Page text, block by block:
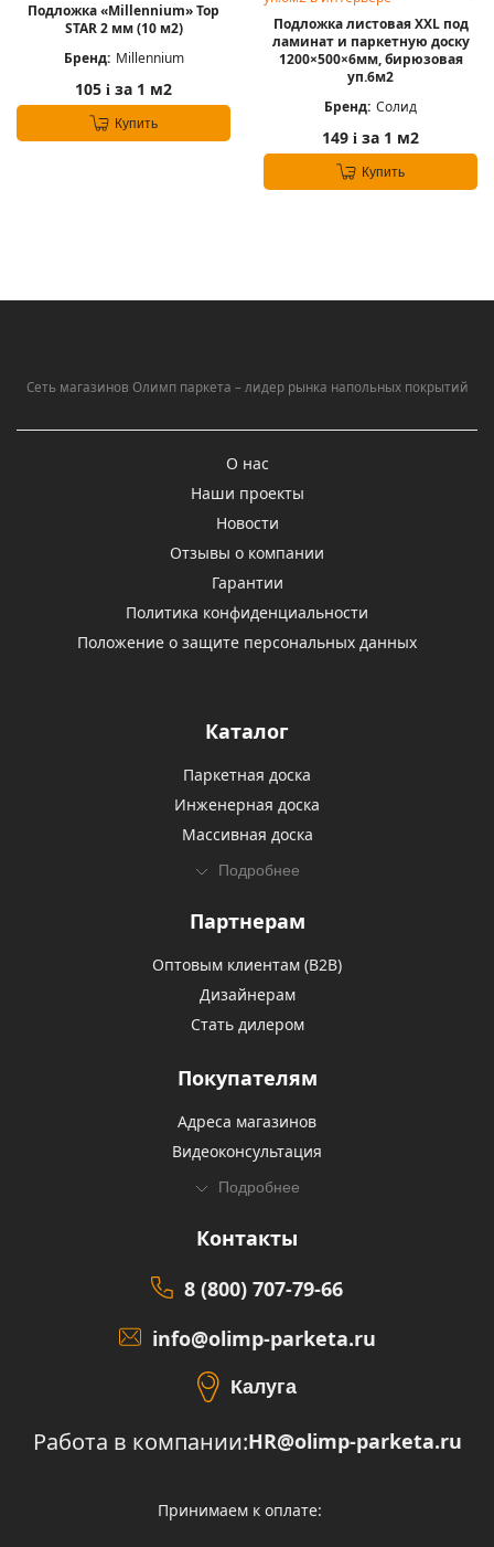
Подложка «Millennium» Top
STAR 2 мм (10 м2)
Бренд: Millennium
105 i за 1 м2
Купить
Подложка листовая XXL под
ламинат и паркетную доску
1200×500×6мм, бирюзовая
уп.6м2
Бренд: Солид
149 i за 1 м2
Купить
Сеть магазинов Олимп паркета – лидер рынка напольных покрытий
О нас
Наши проекты
Новости
Отзывы о компании
Гарантии
Политика конфиденциальности
Положение о защите персональных данных
Каталог
Паркетная доска
Инженерная доска
Массивная доска
Подробнее
Партнерам
Оптовым клиентам (В2В)
Дизайнерам
Стать дилером
Покупателям
Адреса магазинов
Видеоконсультация
Подробнее
Контакты
8 (800) 707-79-66
info@olimp-parketa.ru
Калуга
Работа в компании:HR@olimp-parketa.ru
Принимаем к оплате: